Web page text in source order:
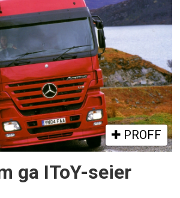
PROFF
ga IToY-seier